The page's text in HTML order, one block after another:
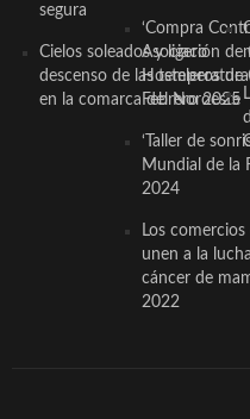
segura
Cielos soleados y ligero
descenso de las
en la comarca del Noroeste
‘Compra
Asociación de
Hosteleros de
Febrero 2025
‘Taller de
Mundial de la
2024
Los
unen a la
cáncer de
2022